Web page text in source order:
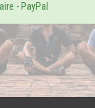
- PayPal